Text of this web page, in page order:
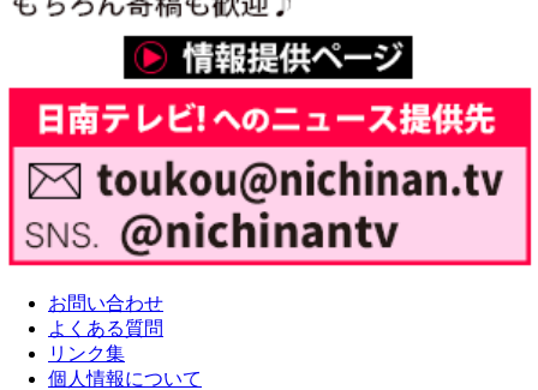
お問い合わせ
よくある質問
リンク集
個人情報について